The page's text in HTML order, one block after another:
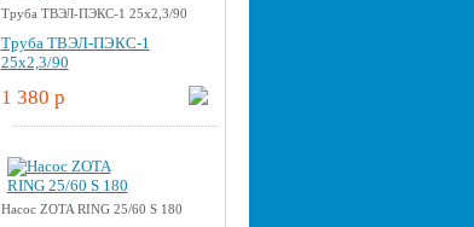
Труба ТВЭЛ-ПЭКС-1 25x2,3/90
Труба ТВЭЛ-ПЭКС-1
25x2,3/90
1 380 p
Насос ZOTA RING 25/60 S 180